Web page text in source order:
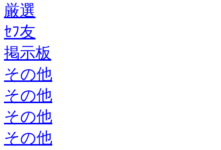
厳選
ｾﾌ友
掲示板
その他
その他
その他
その他